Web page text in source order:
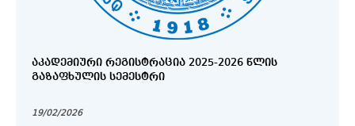
ᲐᲙᲐᲓᲔᲛᲘᲣᲠᲘ ᲠᲔᲒᲘᲡᲢᲠᲐᲪᲘᲐ 2025-2026 ᲬᲚᲘᲡ
ᲒᲐᲖᲐᲤᲮᲣᲚᲘᲡ ᲡᲔᲛᲔᲡᲢᲠᲘ
19/02/2026